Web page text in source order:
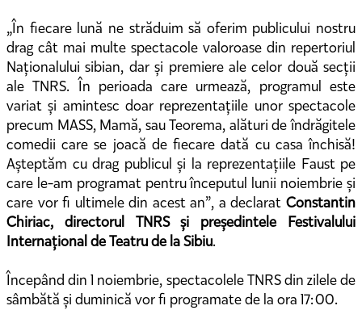
„În fiecare lună ne străduim să oferim publicului nostru
drag cât mai multe spectacole valoroase din repertoriul
Naționalului sibian, dar și premiere ale celor două secții
ale TNRS. În perioada care urmează, programul este
variat și amintesc doar reprezentațiile unor spectacole
precum MASS, Mamă, sau Teorema, alături de îndrăgitele
comedii care se joacă de fiecare dată cu casa închisă!
Așteptăm cu drag publicul și la reprezentațiile Faust pe
care le-am programat pentru începutul lunii noiembrie și
care vor fi ultimele din acest an”, a declarat Constantin
Chiriac, directorul TNRS și președintele Festivalului
Internațional de Teatru de la Sibiu.
Începând din 1 noiembrie, spectacolele TNRS din zilele de
sâmbătă și duminică vor fi programate de la ora 17:00.